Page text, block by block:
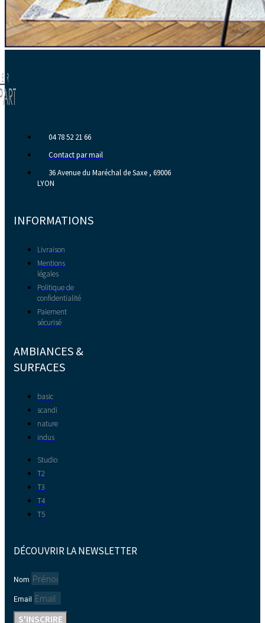
04 78 52 21 66
Contact par mail
36 Avenue du Maréchal de Saxe , 69006
LYON
INFORMATIONS
Livraison
Mentions
légales
Politique de
confidentialité
Paiement
sécurisé
AMBIANCES &
SURFACES
basic
scandi
nature
indus
Studio
T2
T3
T4
T5
DÉCOUVRIR LA NEWSLETTER
Nom
Email
S'INSCRIRE